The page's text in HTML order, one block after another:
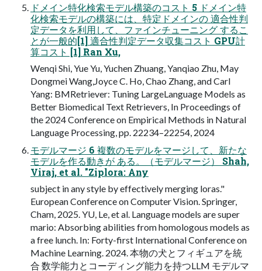
ドメイン特化検索モデル構築のコスト 5 ドメイン特
化検索モデルの構築には、特定ドメインの 適合性判
定データを利用して、ファインチューニング するこ
とが一般的[1] 適合性判定データ収集コスト GPU計
算コスト [1] Ran Xu,
Wenqi Shi, Yue Yu, Yuchen Zhuang, Yanqiao Zhu, May
Dongmei Wang,Joyce C. Ho, Chao Zhang, and Carl
Yang: BMRetriever: Tuning LargeLanguage Models as
Better Biomedical Text Retrievers, In Proceedings of
the 2024 Conference on Empirical Methods in Natural
Language Processing, pp. 22234–22254, 2024
モデルマージ 6 複数のモデルをマージして、新たな
モデルを作る動きが ある。（モデルマージ） Shah,
Viraj, et al. "Ziplora: Any
subject in any style by effectively merging loras."
European Conference on Computer Vision. Springer,
Cham, 2025. YU, Le, et al. Language models are super
mario: Absorbing abilities from homologous models as
a free lunch. In: Forty-first International Conference on
Machine Learning. 2024. 本物の犬とフィギュアを統
合 数学能力とコーディング能力を持つLLM モデルマ